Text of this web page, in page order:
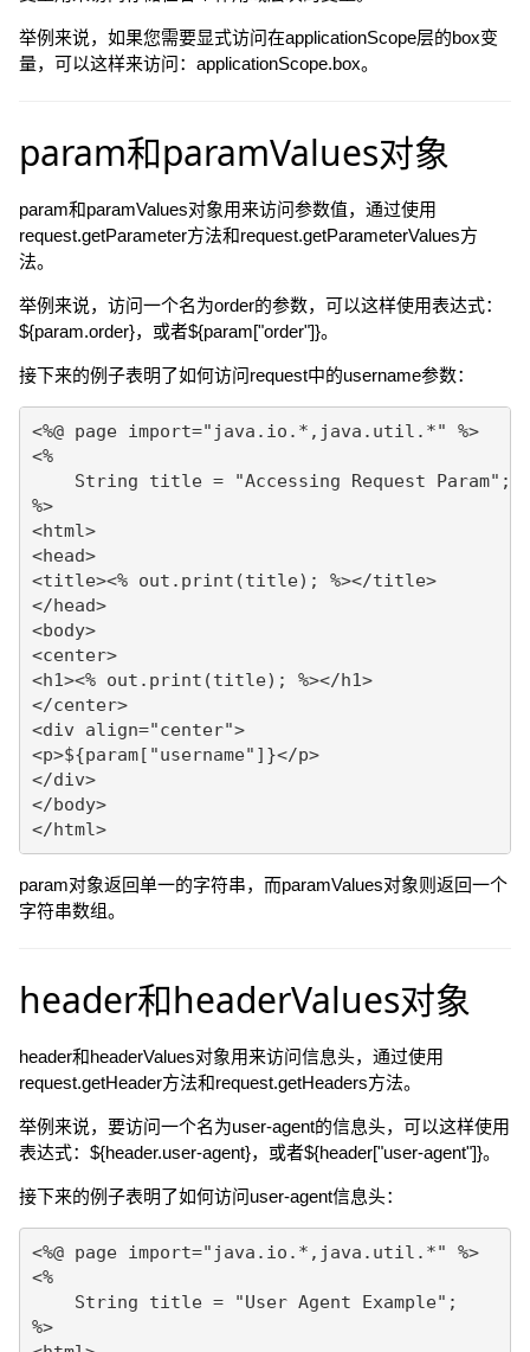
举例来说，如果您需要显式访问在applicationScope层的box变
量，可以这样来访问：applicationScope.box。
param和paramValues对象
param和paramValues对象用来访问参数值，通过使用
request.getParameter方法和request.getParameterValues方
法。
举例来说，访问一个名为order的参数，可以这样使用表达式：
${param.order}，或者${param["order"]}。
接下来的例子表明了如何访问request中的username参数：
<%@ page import="java.io.*,java.util.*" %>
<%
    String title = "Accessing Request Param";
%>
<html>
<head>
<title><% out.print(title); %></title>
</head>
<body>
<center>
<h1><% out.print(title); %></h1>
</center>
<div align="center">
<p>${param["username"]}</p>
</div>
</body>
</html>
param对象返回单一的字符串，而paramValues对象则返回一个
字符串数组。
header和headerValues对象
header和headerValues对象用来访问信息头，通过使用
request.getHeader方法和request.getHeaders方法。
举例来说，要访问一个名为user-agent的信息头，可以这样使用
表达式：${header.user-agent}，或者${header["user-agent"]}。
接下来的例子表明了如何访问user-agent信息头：
<%@ page import="java.io.*,java.util.*" %>
<%
    String title = "User Agent Example";
%>